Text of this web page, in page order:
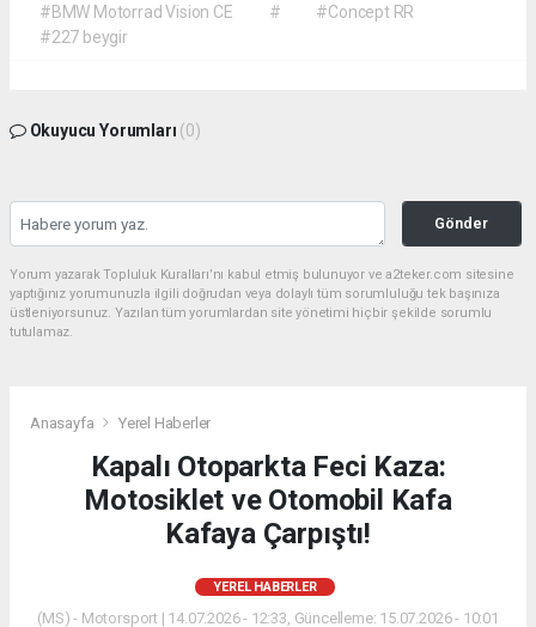
#BMW Motorrad Vision CE #
#Concept RR
#227 beygir
Okuyucu Yorumları (0)
Gönder
Yorum yazarak Topluluk Kuralları’nı kabul etmiş bulunuyor ve a2teker.com sitesine
yaptığınız yorumunuzla ilgili doğrudan veya dolaylı tüm sorumluluğu tek başınıza
üstleniyorsunuz. Yazılan tüm yorumlardan site yönetimi hiçbir şekilde sorumlu
tutulamaz.
Anasayfa Yerel Haberler
Kapalı Otoparkta Feci Kaza:
Motosiklet ve Otomobil Kafa
Kafaya Çarpıştı!
YEREL HABERLER
(MS) - Motorsport | 14.07.2026 - 12:33, Güncelleme: 15.07.2026 - 10:01